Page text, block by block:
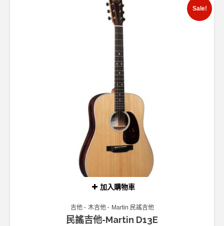
加入購物車
Sale!
吉他 木吉他 Martin 民謠吉他
民謠吉他-Martin D13E